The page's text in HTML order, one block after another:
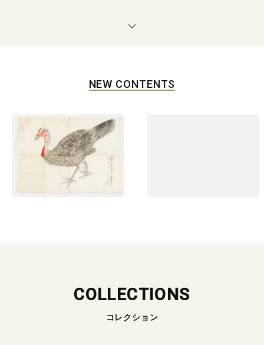
NEW CONTENTS
COLLECTIONS
コレクション